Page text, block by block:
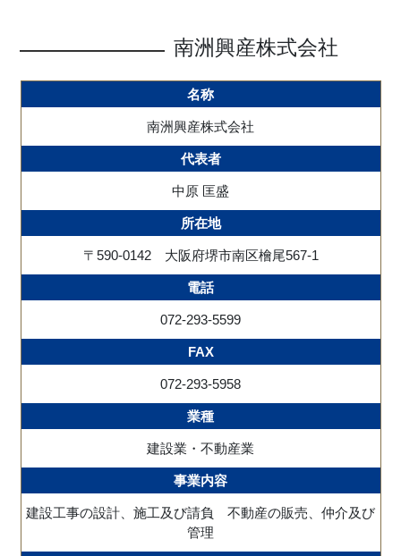
南洲興産株式会社
名称
南洲興産株式会社
代表者
中原 匡盛
所在地
〒590-0142 大阪府堺市南区檜尾567-1
電話
072-293-5599
FAX
072-293-5958
業種
建設業・不動産業
事業内容
建設工事の設計、施工及び請負 不動産の販売、仲介及び
管理